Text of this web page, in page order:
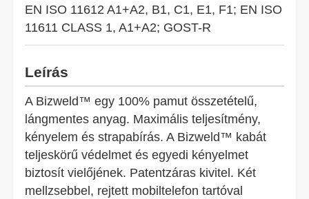
EN ISO 11612 A1+A2, B1, C1, E1, F1; EN ISO
11611 CLASS 1, A1+A2; GOST-R
Leírás
A Bizweld™ egy 100% pamut összetételű,
lángmentes anyag. Maximális teljesítmény,
kényelem és strapabírás. A Bizweld™ kabát
teljeskörű védelmet és egyedi kényelmet
biztosít vielőjének. Patentzáras kivitel. Két
mellzsebbel, rejtett mobiltelefon tartóval